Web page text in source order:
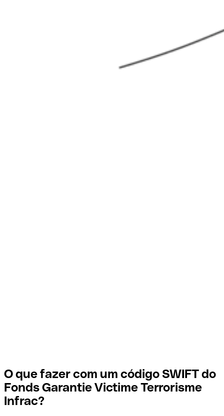
O que fazer com um código SWIFT do
Fonds Garantie Victime Terrorisme
Infrac?